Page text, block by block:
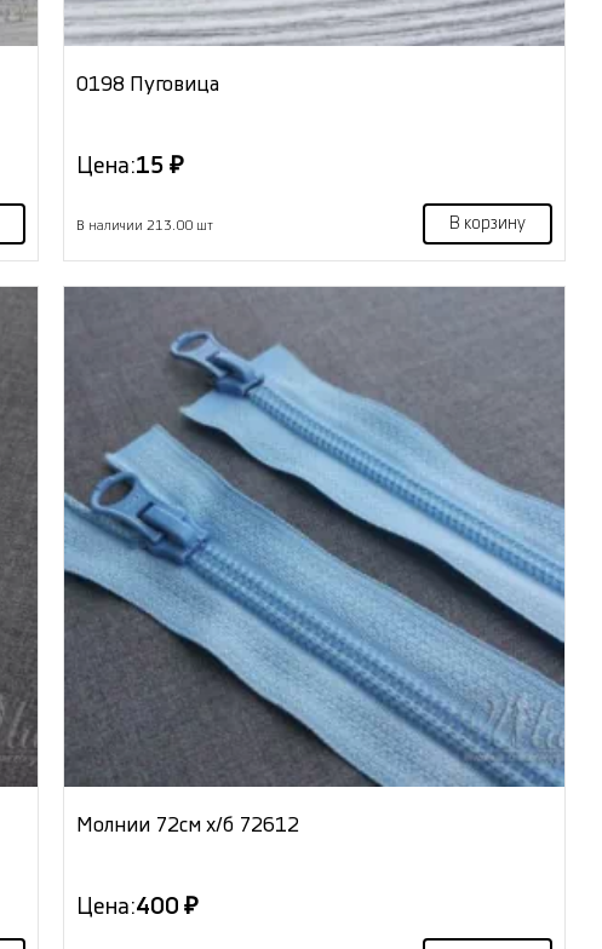
0198 Пуговица
Цена:15 ₽
В наличии 213.00 шт В корзину
Молнии 72см х/б 72612
Цена:400 ₽